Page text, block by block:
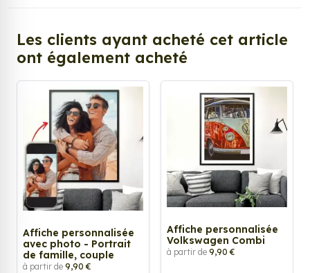
Les clients ayant acheté cet article
ont également acheté
Affiche personnalisée
avec photo - Portrait
de famille, couple
à partir de 9,90 €
Affiche personnalisée
Volkswagen Combi
à partir de 9,90 €